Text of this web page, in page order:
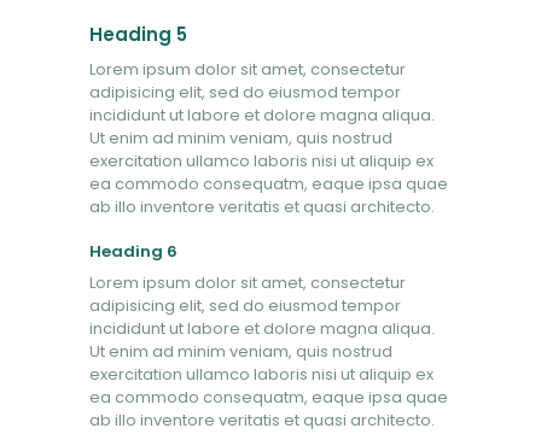
Heading 5
Lorem ipsum dolor sit amet, consectetur
adipisicing elit, sed do eiusmod tempor
incididunt ut labore et dolore magna aliqua.
Ut enim ad minim veniam, quis nostrud
exercitation ullamco laboris nisi ut aliquip ex
ea commodo consequatm, eaque ipsa quae
ab illo inventore veritatis et quasi architecto.
Heading 6
Lorem ipsum dolor sit amet, consectetur
adipisicing elit, sed do eiusmod tempor
incididunt ut labore et dolore magna aliqua.
Ut enim ad minim veniam, quis nostrud
exercitation ullamco laboris nisi ut aliquip ex
ea commodo consequatm, eaque ipsa quae
ab illo inventore veritatis et quasi architecto.